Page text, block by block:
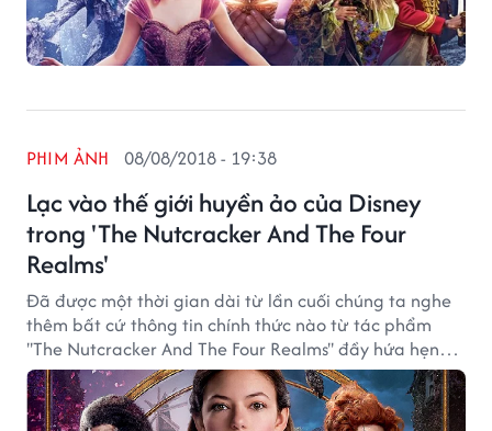
Lạc vào thế giới huyền ảo của Disney
trong 'The Nutcracker And The Four
Realms'
PHIM ẢNH 08/08/2018 - 19:38
Đã được một thời gian dài từ lần cuối chúng ta nghe
thêm bất cứ thông tin chính thức nào từ tác phẩm
''The Nutcracker And The Four Realms'' đầy hứa hẹn
của Disney.